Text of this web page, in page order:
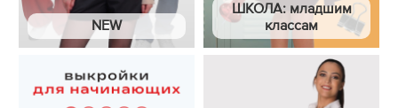
NEW
ШКОЛА: младшим
классам